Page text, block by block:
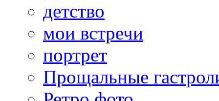
детство
мои встречи
портрет
Прощальные